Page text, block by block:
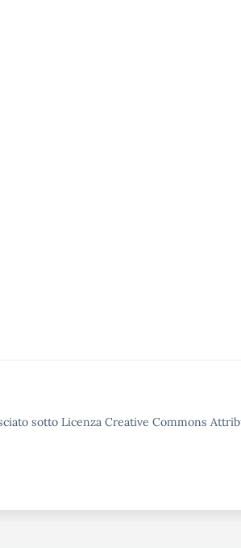
sotto Licenza Creative Commons